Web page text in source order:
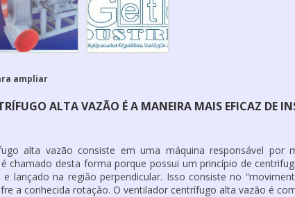
ampliar
ALTA VAZÃO É A MANEIRA MAIS EFICAZ DE
alta vazão consiste em uma máquina responsável por
chamado desta forma porque possui um princípio de
lançado na região perpendicular. Isso consiste no
a conhecida rotação. O ventilador centrífugo alta vazão é